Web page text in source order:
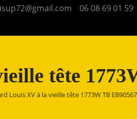
06 08 69 01 59
tête
Louis XV à la vieille tête 1773W TB EB90567